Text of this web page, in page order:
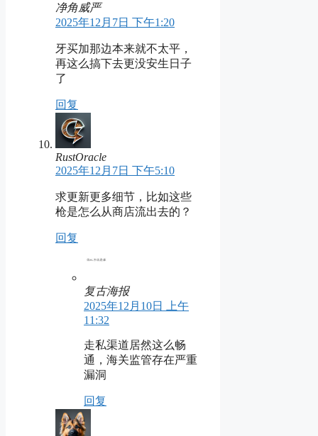
净角威严
2025年12月7日 下午1:20
牙买加那边本来就不太平，
再这么搞下去更没安生日子
了
回复
RustOracle
2025年12月7日 下午5:10
求更新更多细节，比如这些
枪是怎么从商店流出去的？
回复
复古海报
2025年12月10日 上午
11:32
走私渠道居然这么畅
通，海关监管存在严重
漏洞
回复